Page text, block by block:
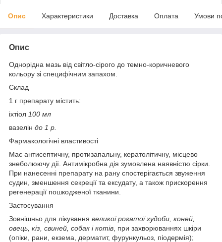
Опис Характеристики Доставка Оплата Умови
Опис
Однорідна мазь від світло-сірого до темно-коричневого
кольору зі специфічним запахом.
Склад
1 г препарату містить:
іхтіол 100 мл
вазелін до 1 р.
Фармакологічні властивості
Має антисептичну, протизапальну, кератолітичну, місцево
знеболюючу дії. Антимікробна дія зумовлена наявністю сірки.
При нанесенні препарату на рану спостерігається звуження
судин, зменшення секреції та ексудату, а також прискорення
регенерації пошкодженої тканини.
Застосування
Зовнішньо для лікування великої рогатої худоби, коней,
овець, кіз, свиней, собак і котів , при захворюваннях шкіри
(опіки, рани, екзема, дерматит, фурункульоз, піодермія);